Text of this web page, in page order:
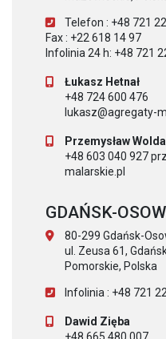
Telefon : +48 721
Fax : +22 618 14 97
Infolinia 24 h: +48 721
Łukasz Hetnał
+48 724 600 476
lukasz@agregaty-
Przemysław
+48 603 040 927
malarskie.pl
GDAŃSK-
80-299 Gdańsk-
ul. Zeusa 61,
Pomorskie, Polska
Infolinia : +48 721
Dawid Zięba
+48 665 480 007